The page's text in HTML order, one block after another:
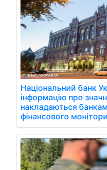
Національний банк
інформацію про
накладаються
фінансового